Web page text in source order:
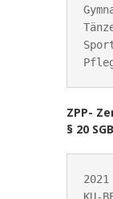
ZPP-
§ 20